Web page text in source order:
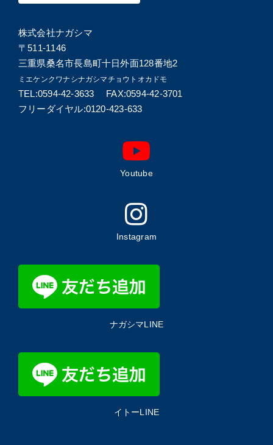
株式会社ナガシマ
〒511-1146
三重県桑名市長島町十日外面128番地2
ミエケンクワナシナガシマチョウトオカドモ
TEL:0594-42-3633 FAX:0594-42-3701
フリーダイヤル:0120-423-633
Youtube
Instagram
ナガシマLINE
イトーLINE